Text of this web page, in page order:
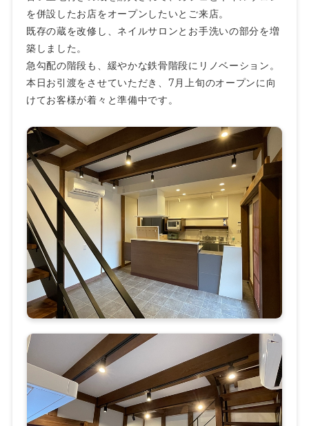
を併設したお店をオープンしたいとご来店。
既存の蔵を改修し、ネイルサロンとお手洗いの部分を増
築しました。
急勾配の階段も、緩やかな鉄骨階段にリノベーション。
本日お引渡をさせていただき、7月上旬のオープンに向
けてお客様が着々と準備中です。